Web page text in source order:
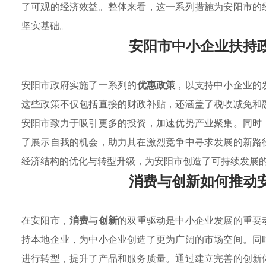
了可观的经济效益。整体来看，这一系列措施为安阳市
坚实基础。
安阳市中小企业扶持
安阳市政府实施了一系列的优惠政策 ，以支持中小企业
这些政策不仅包括直接的财政补贴，还涵盖了税收减免
安阳市致力于吸引更多的投资，加速优势产业聚集。同
了展示自我的机会，助力其在激烈竞争中寻求发展的新
经济结构的优化与转型升级，为安阳市创造了可持续发展
消费与创新如何推动
在安阳市，消费与创新的双重驱动是中小企业发展的重
持本地企业，为中小企业创造了更为广阔的市场空间。
进行转型，提升了产品和服务质量。通过建立完善的创